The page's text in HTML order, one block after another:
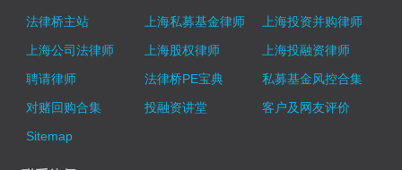
法律桥主站
上海私募基金律师
上海投资并购律师
上海公司法律师
上海股权律师
上海投融资律师
聘请律师
法律桥PE宝典
私募基金风控合集
对赌回购合集
投融资讲堂
客户及网友评价
Sitemap